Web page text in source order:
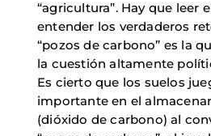
“agricultura”. Hay que leer
entender los verdaderos
“pozos de carbono” es la
la cuestión altamente
Es cierto que los suelos
importante en el
(dióxido de carbono) al